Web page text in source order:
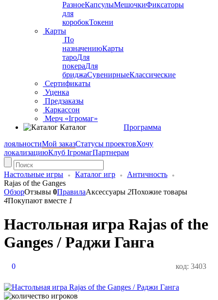
РазноеКапсулыМешочкиФиксаторы
для
коробокТокени
Карты
По
назначениюКарты
тароДля
покераДля
бриджаСувенирныеКлассические
Сертификаты
Уценка
Предзаказы
Каркассон
Мерч «Ігромаг»
Каталог
Программа
лояльностиМой заказСтатусы проектовХочу
локализациюКлуб ІгромагПартнерам
Настольные игры Каталог игр
Античность
Rajas of the Ganges
ОбзорОтзывы 0ПравилаАксессуары 2Похожие товары
4Покупают вместе 1
Настольная игра Rajas of the
Ganges / Раджи Ганга
0 код: 3403